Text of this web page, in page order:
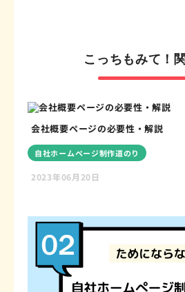
こっちもみて！
会社概要ページの必要性・解説
自社ホームページ制作道のり
2023年06月20日